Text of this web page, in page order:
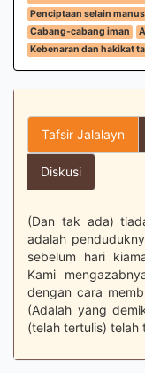
Penciptaan selain
Cabang-cabang iman
Kebenaran dan hakikat
Tafsir Jalalayn
Diskusi
(Dan tak ada)
adalah
sebelum hari
Kami
dengan cara
(Adalah yang
(telah tertulis) telah